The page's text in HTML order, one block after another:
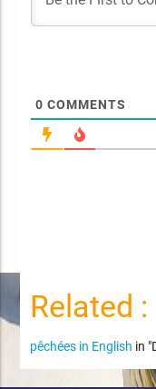
0 COMMENTS
Related :
pêchées in English in